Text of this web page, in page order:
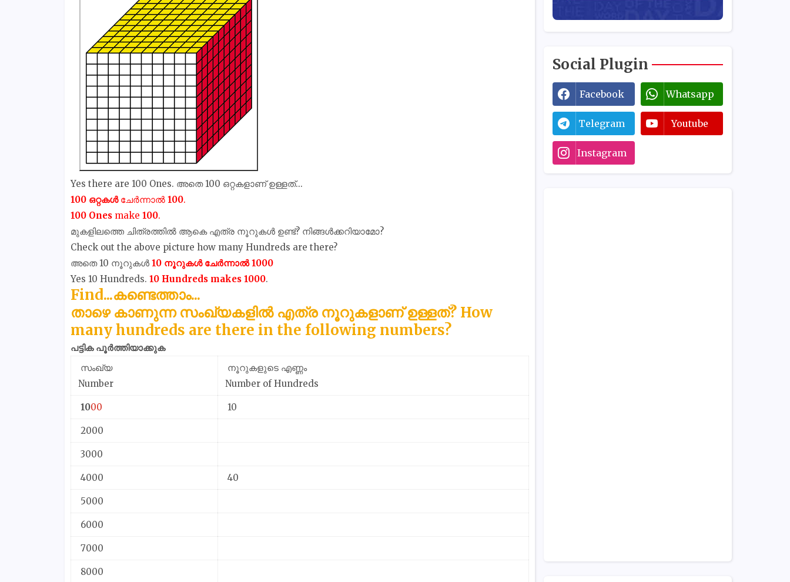
Yes there are 100 Ones. അതെ 100 ഒറ്റകളാണ് ഉള്ളത്...
100 ഒറ്റകൾചേർന്നാൽ 100.
100 Onesmake 100.
മുകളിലത്തെ ചിത്രത്തിൽ ആകെ എത്ര നൂറുകൾ ഉണ്ട്? നിങ്ങൾക്കറിയാമോ?
Check out the above picture how many Hundreds are there?
അതെ 10 നൂറുകൾ 10 നൂറുകൾ ചേർന്നാൽ 1000
Yes 10 Hundreds. 10 Hundreds makes 1000.
Find...കണ്ടെത്താം...
താഴെ കാണുന്ന സംഖ്യകളിൽ എത്ര നൂറുകളാണ് ഉള്ളത്? How
many hundreds are there in the following numbers?
പട്ടിക പൂർത്തിയാക്കുക
സംഖ്യ
Number
നൂറുകളുടെ എണ്ണം
Number of Hundreds
1000 10
2000
3000
4000 40
5000
6000
7000
8000
Social Plugin
Facebook Whatsapp
Telegram Youtube
Instagram